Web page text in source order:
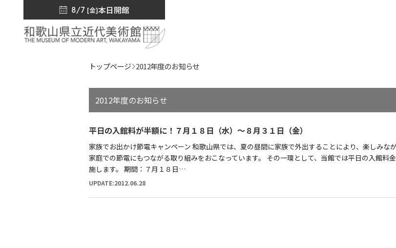
8/7 [金]本日開館
トップページ 2012年度のお知らせ
2012年度のお知らせ
平日の入館料が半額に！７月１８日（水）～８月３１日（金）
家族でお出かけ節電キャンペーン 和歌山県では、夏の昼間に家族で外出することにより、楽しみなが
家庭での節電にもつながる取り組みをおこなっています。 その一環として、当館では平日の入館料
施します。 期間：７月１８日…
UPDATE:2012.06.28